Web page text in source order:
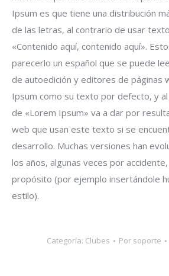
Ipsum es que tiene una distribución
de las letras, al contrario de usar
«Contenido aquí, contenido aquí».
parecerlo un español que se puede
de autoedición y editores de páginas
Ipsum como su texto por defecto, y al
de «Lorem Ipsum» va a dar por
web que usan este texto si se
desarrollo. Muchas versiones han
los años, algunas veces por
propósito (por ejemplo insertándole
estilo).
Categoría: Clubes Por soporte